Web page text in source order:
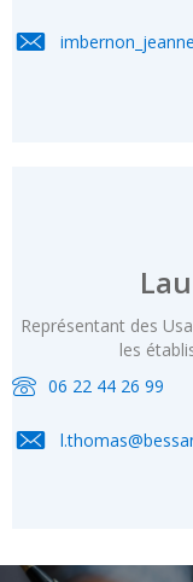
Représentant des
les
06 22 44 26 99